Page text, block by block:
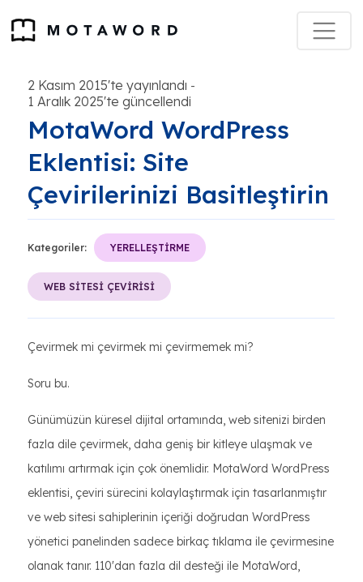
2 Kasım 2015'te yayınlandı -
1 Aralık 2025'te güncellendi
MotaWord WordPress
Eklentisi: Site
Çevirilerinizi Basitleştirin
Kategoriler: YERELLEŞTİRME
WEB SİTESİ ÇEVİRİSİ
Çevirmek mi çevirmek mi çevirmemek mi?
Soru bu.
Günümüzün küresel dijital ortamında, web sitenizi birden
fazla dile çevirmek, daha geniş bir kitleye ulaşmak ve
katılımı artırmak için çok önemlidir. MotaWord WordPress
eklentisi, çeviri sürecini kolaylaştırmak için tasarlanmıştır
ve web sitesi sahiplerinin içeriği doğrudan WordPress
yönetici panelinden sadece birkaç tıklama ile çevirmesine
olanak tanır. 110'dan fazla dil desteği ile MotaWord,